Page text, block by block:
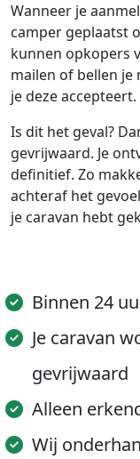
Wanneer je
camper geplaatst
kunnen opkopers
mailen of bellen
je deze accepteert.
Is dit het geval?
gevrijwaard. Je
definitief. Zo
achteraf het
je caravan hebt
Binnen 24
Je caravan
gevrijwaard
Alleen
Wij